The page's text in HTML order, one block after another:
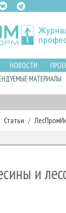
НОВОСТИ
МАТЕРИАЛЫ
Статьи
и